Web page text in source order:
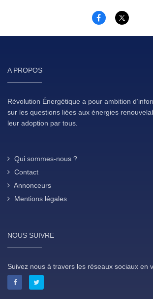
A PROPOS
Révolution Énergétique a pour ambition
sur les questions liées aux énergies
leur adoption par tous.
Qui sommes-nous ?
Contact
Annonceurs
Mentions légales
NOUS SUIVRE
Suivez nous à travers les réseaux sociaux en